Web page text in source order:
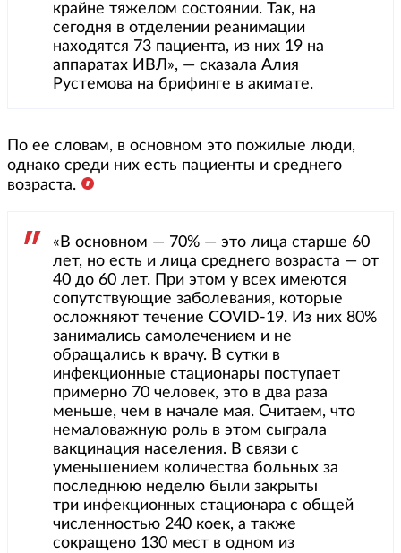
крайне тяжелом состоянии. Так, на
сегодня в отделении реанимации
находятся 73 пациента, из них 19 на
аппаратах ИВЛ», — сказала Алия
Рустемова на брифинге в акимате.
По ее словам, в основном это пожилые люди,
однако среди них есть пациенты и среднего
возраста.
«В основном — 70% — это лица старше 60
лет, но есть и лица среднего возраста — от
40 до 60 лет. При этом у всех имеются
сопутствующие заболевания, которые
осложняют течение COVID-19. Из них 80%
занимались самолечением и не
обращались к врачу. В сутки в
инфекционные стационары поступает
примерно 70 человек, это в два раза
меньше, чем в начале мая. Считаем, что
немаловажную роль в этом сыграла
вакцинация населения. В связи с
уменьшением количества больных за
последнюю неделю были закрыты
три инфекционных стационара с общей
численностью 240 коек, а также
сокращено 130 мест в одном из